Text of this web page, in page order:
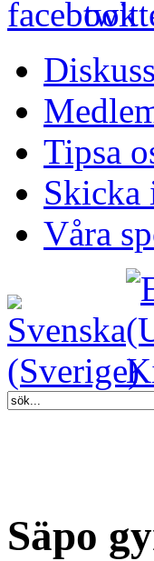
Tipsa
Skicka
Våra
Säpo